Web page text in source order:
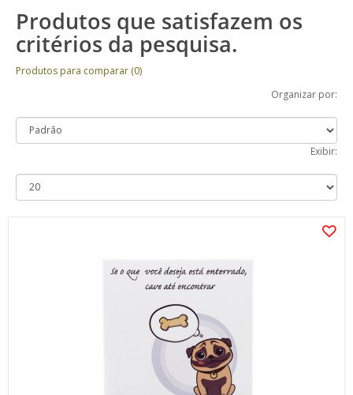
Produtos que satisfazem os
critérios da pesquisa.
Produtos para comparar (0)
Organizar por:
Exibir: